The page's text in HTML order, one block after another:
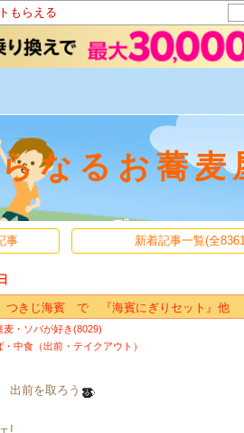
もらえる
なるお蕎
事 新着記事一覧(全
じ海賓 で 『海賓にぎりセット』他
麦・ソバが好き(8029)
・中食（出前・テイクアウト）
前を取ろう
!